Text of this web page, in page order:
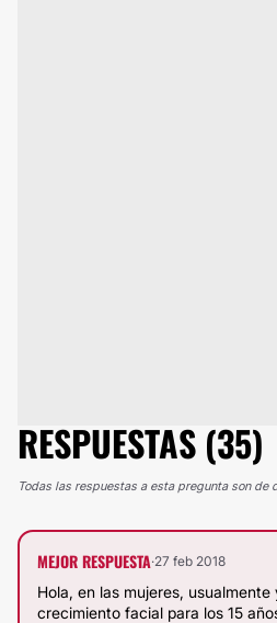
RESPUESTAS (35)
Todas las respuestas a esta pregunta son de
MEJOR RESPUESTA·27 feb 2018
Hola, en las mujeres,
crecimiento facial para los 15